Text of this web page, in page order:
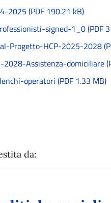
2025 (PDF 190.21 kB)
signed-1_0 (PDF
Progetto-HCP-2025-2028
Assistenza-domiciliare
operatori (PDF 1.33 MB)
da: